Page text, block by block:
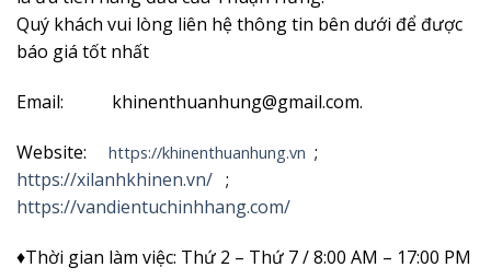
Quý khách vui lòng liên hệ thông tin bên dưới để được
báo giá tốt nhất
Email: khinenthuanhung@gmail.com.
Website: https://khinenthuanhung.vn ;
https://xilanhkhinen.vn/ ;
https://vandientuchinhhang.com/
♦Thời gian làm việc: Thứ 2 – Thứ 7 / 8:00 AM – 17:00 PM